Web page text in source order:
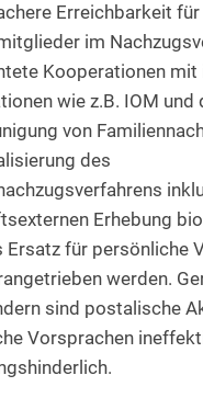
Erreichbarkeit
im
Kooperationen mit
wie z.B. IOM und
von
des
Erhebung
Ersatz für persönliche
werden.
sind postalische
Vorsprachen